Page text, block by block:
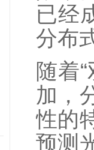
已经
分布
随着
加，
性的
预测